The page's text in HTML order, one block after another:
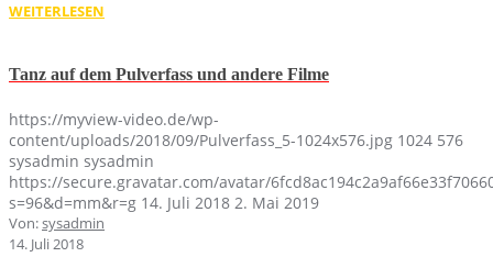
WEITERLESEN
Tanz auf dem Pulverfass und andere Filme
https://myview-video.de/wp-
content/uploads/2018/09/Pulverfass_5-1024x576.jpg 1024 576
sysadmin sysadmin
https://secure.gravatar.com/avatar/
s=96&d=mm&r=g 14. Juli 2018 2. Mai 2019
Von:sysadmin
14. Juli 2018